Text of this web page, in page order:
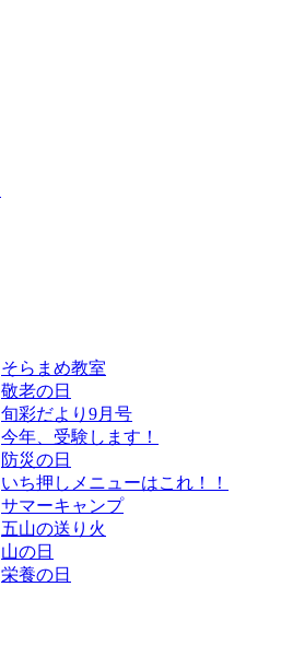
そらまめ教室
敬老の日
旬彩だより9月号
今年、受験します！
防災の日
いち押しメニューはこれ！！
サマーキャンプ
五山の送り火
山の日
栄養の日